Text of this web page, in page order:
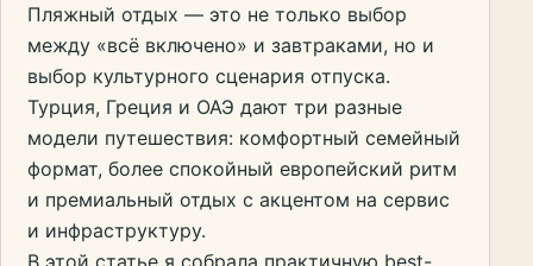
Пляжный отдых — это не только выбор
между «всё включено» и завтраками, но и
выбор культурного сценария отпуска.
Турция, Греция и ОАЭ дают три разные
модели путешествия: комфортный семейный
формат, более спокойный европейский ритм
и премиальный отдых с акцентом на сервис
и инфраструктуру.
В этой статье я собрала практичную best-